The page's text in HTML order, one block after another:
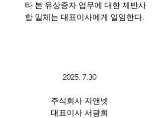
타 본 유상증자 업무에 대한 제반사
항 일체는 대표이사에게 일임한다.
2025. 7.30
주식회사 지앤넷
대표이사 서광희